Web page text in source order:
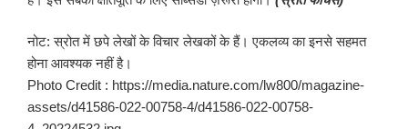
नोट: स्रोत में छपे लेखों के विचार लेखकों के हैं। एकलव्य का इनसे सहमत
होना आवश्यक नहीं है।
Photo Credit : https://media.nature.com/lw800/magazine-
assets/d41586-022-00758-4/d41586-022-00758-